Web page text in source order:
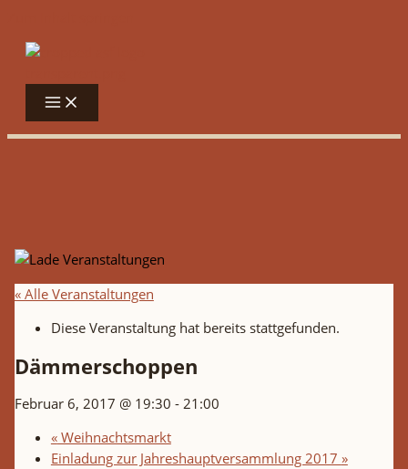
« Alle Veranstaltungen
Diese Veranstaltung hat bereits stattgefunden.
Dämmerschoppen
Februar 6, 2017 @ 19:30 - 21:00
«Weihnachtsmarkt
Einladung zur Jahreshauptversammlung 2017 »